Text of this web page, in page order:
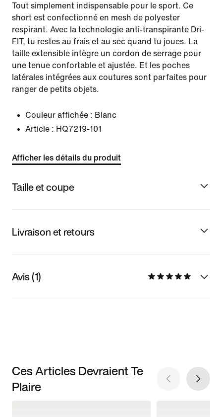
Tout simplement indispensable pour le sport. Ce
short est confectionné en mesh de polyester
respirant. Avec la technologie anti-transpirante Dri-
FIT, tu restes au frais et au sec quand tu joues. La
taille extensible intègre un cordon de serrage pour
une tenue confortable et ajustée. Et les poches
latérales intégrées aux coutures sont parfaites pour
ranger de petits objets.
Couleur affichée : Blanc
Article : HQ7219-101
Afficher les détails du produit
Taille et coupe
Livraison et retours
Avis (1)
Ces Articles Devraient Te
Plaire